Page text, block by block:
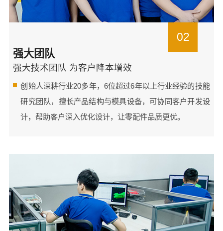
02
强大团队
强大技术团队 为客户降本增效
创始人深耕行业20多年，6位超过6年以上行业经验的技能
研究团队，擅长产品结构与模具设备，可协同客户开发设
计，帮助客户深入优化设计，让零配件品质更优。